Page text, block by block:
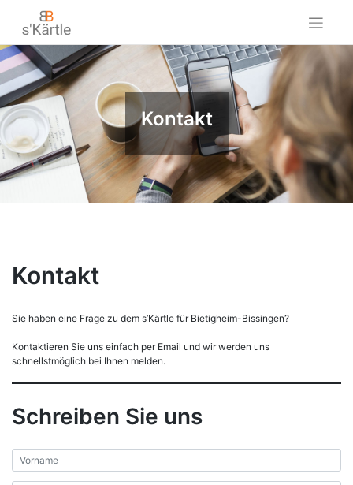
content
Kontakt
Kontakt
Sie haben eine Frage zu dem s’Kärtle für Bietigheim-Bissingen?
Kontaktieren Sie uns einfach per Email und wir werden uns
schnellstmöglich bei Ihnen melden.
Schreiben Sie uns